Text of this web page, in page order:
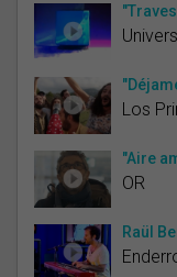
Univers
Los
"Aire
OR
Raül